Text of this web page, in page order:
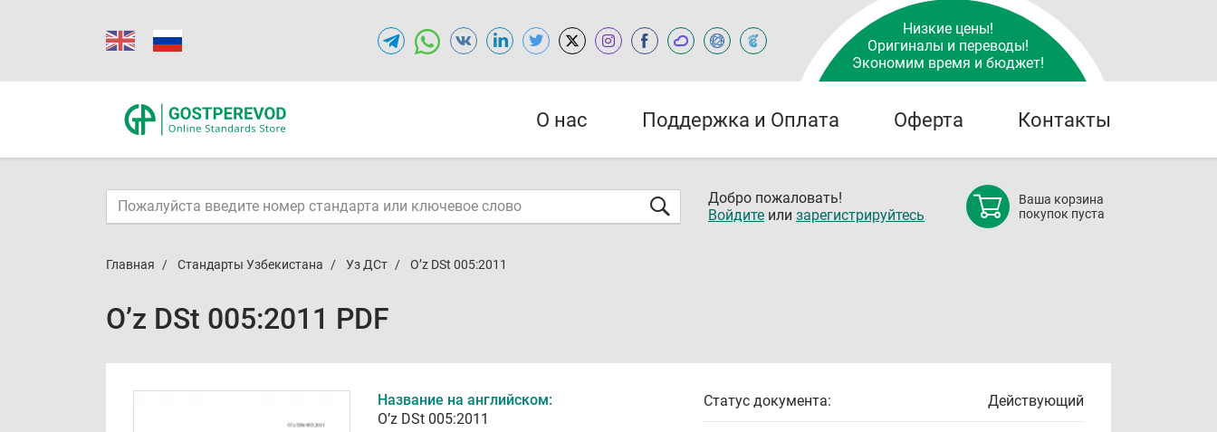
Низкие цены!
Оригиналы и переводы!
Экономим время и бюджет!
О нас Поддержка и Оплата Оферта Контакты
Добро пожаловать!
Войдите или зарегистрируйтесь
Ваша корзина
покупок пуста
Главная Стандарты Узбекистана Уз ДСт O’z DSt 005:2011
O’z DSt 005:2011 PDF
Название на английском:
O’z DSt 005:2011
Статус документа: Действующий